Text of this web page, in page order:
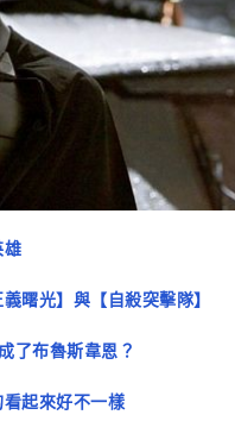
雄
曙光】與【自殺突擊隊】
了布魯斯韋恩？
起來好不一樣